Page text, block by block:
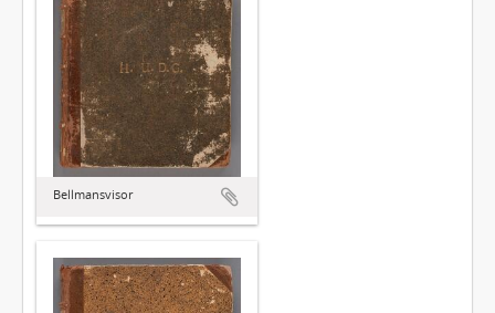
Bellmansvisor